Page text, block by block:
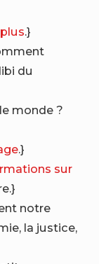
.}
du
monde ?
.}
sur
notre
la justice,